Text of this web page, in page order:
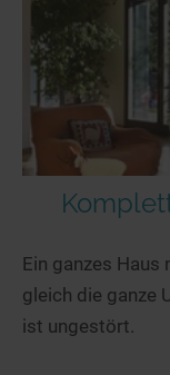
Ein ganzes Haus
gleich die ganze
ist ungestört.